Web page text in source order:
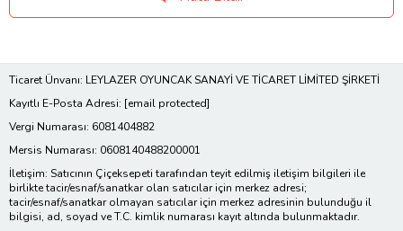
Ticaret Ünvanı: LEYLAZER OYUNCAK SANAYİ VE TİCARET LİMİTED ŞİRKETİ
Kayıtlı E-Posta Adresi: [email protected]
Vergi Numarası: 6081404882
Mersis Numarası: 0608140488200001
İletişim: Satıcının Çiçeksepeti tarafından teyit edilmiş iletişim bilgileri ile
birlikte tacir/esnaf/sanatkar olan satıcılar için merkez adresi;
tacir/esnaf/sanatkar olmayan satıcılar için merkez adresinin bulunduğu il
bilgisi, ad, soyad ve T.C. kimlik numarası kayıt altında bulunmaktadır.